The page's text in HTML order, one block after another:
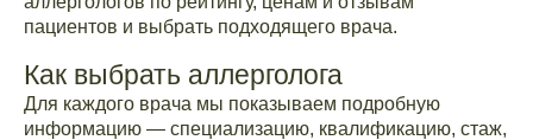
пациентов и выбрать подходящего врача.
Как выбрать аллерголога
Для каждого врача мы показываем подробную
информацию — специализацию, квалификацию, стаж,